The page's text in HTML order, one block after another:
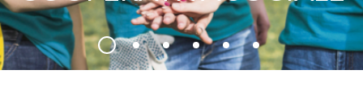
COOPERATIVA SOCIALE
PULIZIE E SANIFICAZIONI
LAVANDERIA E NOLEGGIO
GIARDINAGGIO E
DISINFESTAZIONI
AREA SOCIALE